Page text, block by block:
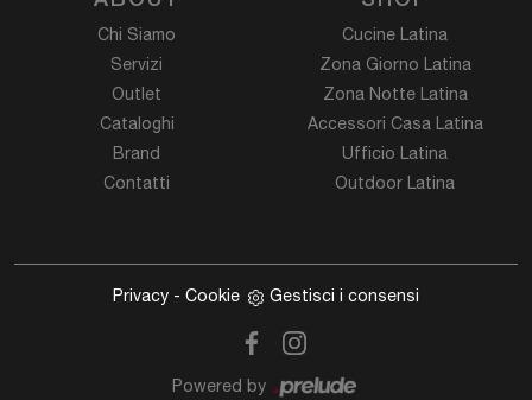
Chi Siamo
Servizi
Outlet
Cataloghi
Brand
Contatti
Cucine Latina
Zona Giorno Latina
Zona Notte Latina
Accessori Casa Latina
Ufficio Latina
Outdoor Latina
Privacy - Cookie Gestisci i consensi
Powered by